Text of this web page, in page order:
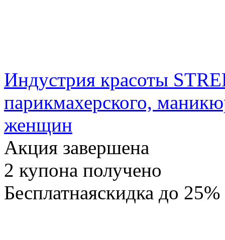
Индустрия красоты
парикмахерского,
женщин
Акция завершена
2 купона получено
Бесплатнаяскидка до 25%